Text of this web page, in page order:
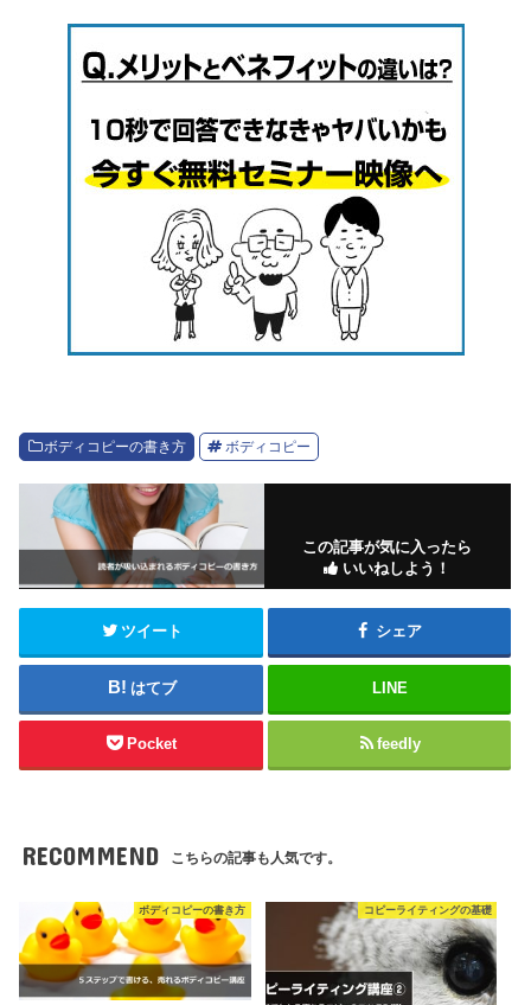
ボディコピーの書き方 ボディコピー
この記事が気に入ったら
いいねしよう！
ツイート シェア
はてブ LINE
Pocket feedly
RECOMMEND こちらの記事も人気です。
ボディコピーの書き方 コピーライティングの基礎